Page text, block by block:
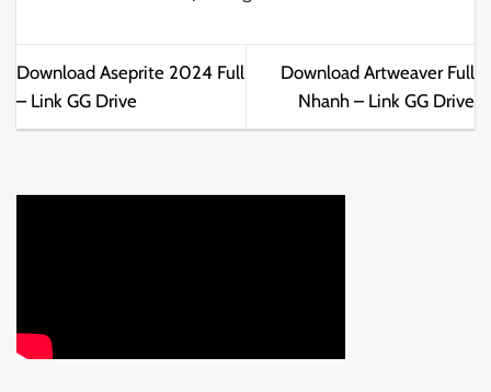
Download Aseprite 2024 Full
– Link GG Drive
Download Artweaver Full
Nhanh – Link GG Drive